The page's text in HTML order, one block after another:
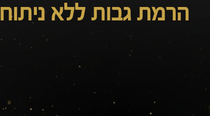
הרמת גבות ללא ניתוח